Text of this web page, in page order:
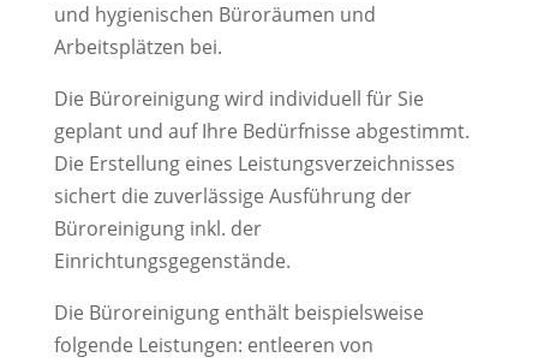
und hygienischen Büroräumen und
Arbeitsplätzen bei.
Die Büroreinigung wird individuell für Sie
geplant und auf Ihre Bedürfnisse abgestimmt.
Die Erstellung eines Leistungsverzeichnisses
sichert die zuverlässige Ausführung der
Büroreinigung inkl. der
Einrichtungsgegenstände.
Die Büroreinigung enthält beispielsweise
folgende Leistungen: entleeren von